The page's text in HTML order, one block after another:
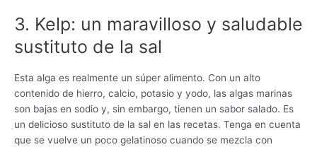
3. Kelp: un maravilloso y saludable
sustituto de la sal
Esta alga es realmente un súper alimento. Con un alto
contenido de hierro, calcio, potasio y yodo, las algas marinas
son bajas en sodio y, sin embargo, tienen un sabor salado. Es
un delicioso sustituto de la sal en las recetas. Tenga en cuenta
que se vuelve un poco gelatinoso cuando se mezcla con